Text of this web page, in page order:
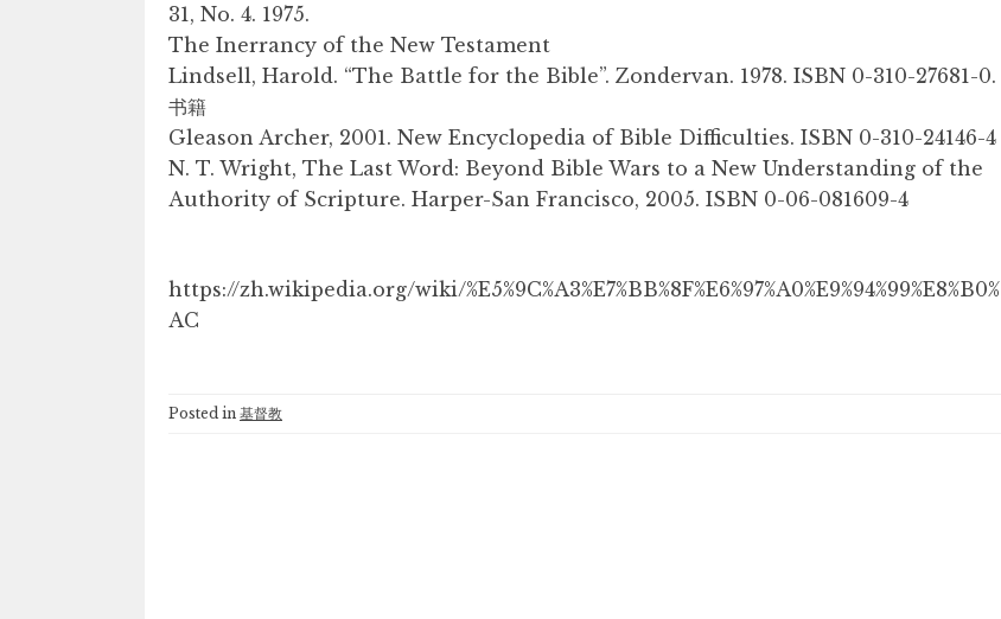
31, No. 4. 1975.
The Inerrancy of the New Testament
Lindsell, Harold. “The Battle for the Bible”. Zondervan. 1978. ISBN 0-310-27681-0.
书籍
Gleason Archer, 2001. New Encyclopedia of Bible Difficulties. ISBN 0-310-24146-4
N. T. Wright, The Last Word: Beyond Bible Wars to a New Understanding of the
Authority of Scripture. Harper-San Francisco, 2005. ISBN 0-06-081609-4
https://zh.wikipedia.org/wiki/%E5%9C%A3%E7%BB%8F%E6%97%A0%E9%94%99%E8%B0%
AC
Posted in 基督教